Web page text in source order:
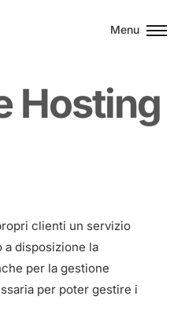
Menu
Hosting
clienti un servizio
a disposizione la
per la gestione
per poter gestire i